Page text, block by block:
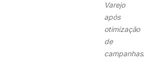
Varejo
após
otimização
de
campanhas.